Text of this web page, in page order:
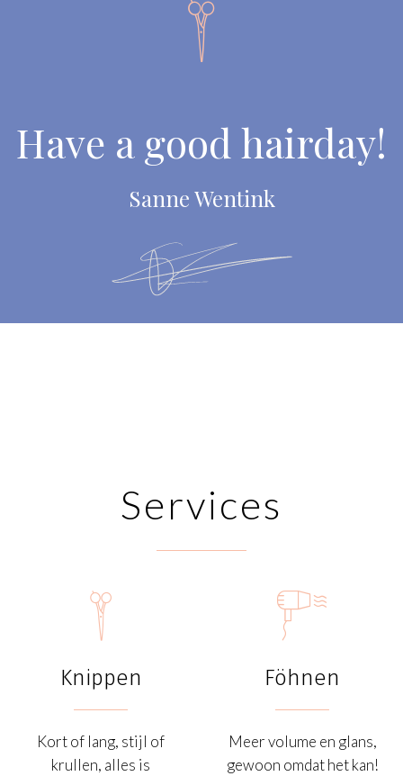

Have a good hairday!
Sanne Wentink
Services

Knippen
Kort of lang, stijl of
krullen, alles is

Föhnen
Meer volume en glans,
gewoon omdat het kan!